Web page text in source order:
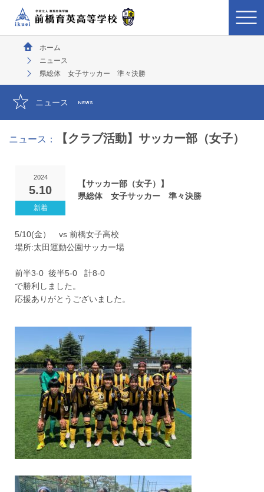
ホーム
ニュース
県総体 女子サッカー 準々決勝
ニュース NEWS
ニュース： 【クラブ活動】サッカー部（女子）
2024
5.10
【サッカー部（女子）】
県総体 女子サッカー 準々決勝
5/10(金） vs 前橋女子高校
場所:太田運動公園サッカー場
前半3-0 後半5-0 計8-0
で勝利しました。
応援ありがとうございました。